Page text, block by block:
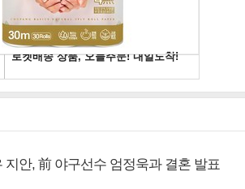
지안, 前 야구선수 엄정욱과 결혼 발표